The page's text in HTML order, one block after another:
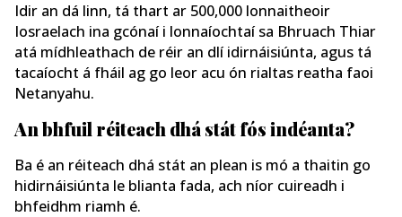
Idir an dá linn, tá thart ar 500,000 lonnaitheoir
Iosraelach ina gcónaí i lonnaíochtaí sa Bhruach Thiar
atá mídhleathach de réir an dlí idirnáisiúnta, agus tá
tacaíocht á fháil ag go leor acu ón rialtas reatha faoi
Netanyahu.
An bhfuil réiteach dhá stát fós indéanta?
Ba é an réiteach dhá stát an plean is mó a thaitin go
hidirnáisiúnta le blianta fada, ach níor cuireadh i
bhfeidhm riamh é.